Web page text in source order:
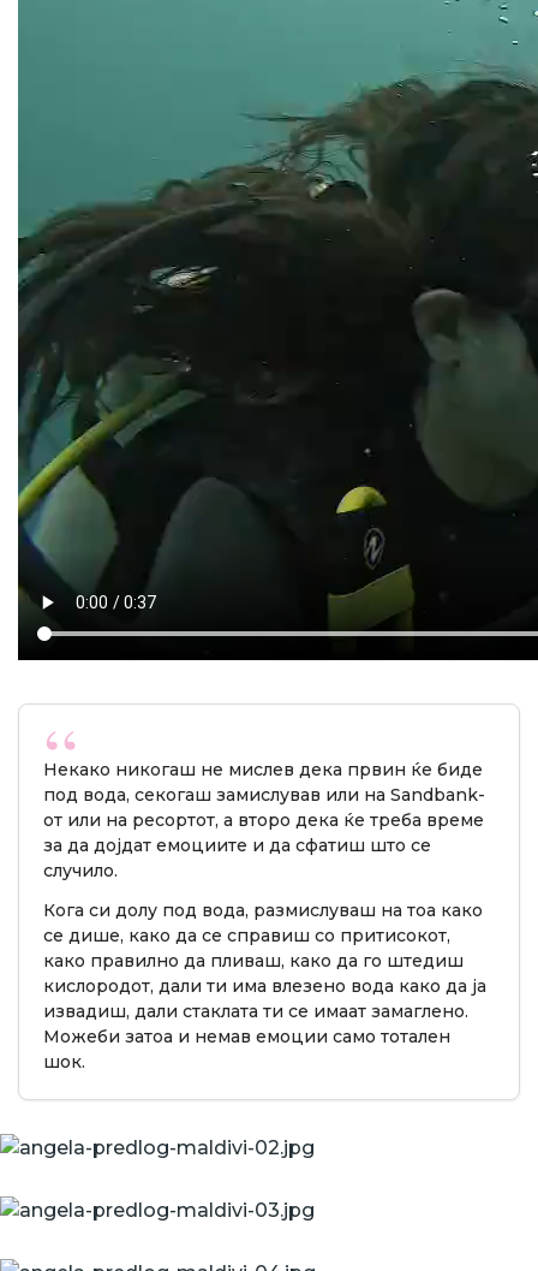
Некако никогаш не мислев дека првин ќе биде
под вода, секогаш замислував или на Sandbank-
от или на ресортот, а второ дека ќе треба време
за да дојдат емоциите и да сфатиш што се
случило.
Кога си долу под вода, размислуваш на тоа како
се дише, како да се справиш со притисокот,
како правилно да пливаш, како да го штедиш
кислородот, дали ти има влезено вода како да ја
извадиш, дали стаклата ти се имаат замаглено.
Можеби затоа и немав емоции само тотален
шок.